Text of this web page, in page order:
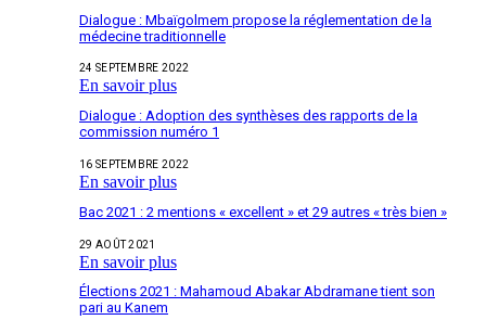
Dialogue : Mbaïgolmem propose la réglementation de la
médecine traditionnelle
24 SEPTEMBRE 2022
En savoir plus
Dialogue : Adoption des synthèses des rapports de la
commission numéro 1
16 SEPTEMBRE 2022
En savoir plus
Bac 2021 : 2 mentions « excellent » et 29 autres « très bien »
29 AOÛT 2021
En savoir plus
Élections 2021 : Mahamoud Abakar Abdramane tient son
pari au Kanem